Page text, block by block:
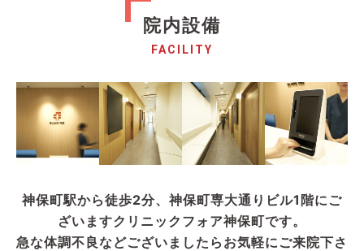
院内設備
FACILITY
神保町駅から徒歩2分、神保町専大通りビル1階にご
ざいますクリニックフォア神保町です。
急な体調不良などございましたらお気軽にご来院下さ